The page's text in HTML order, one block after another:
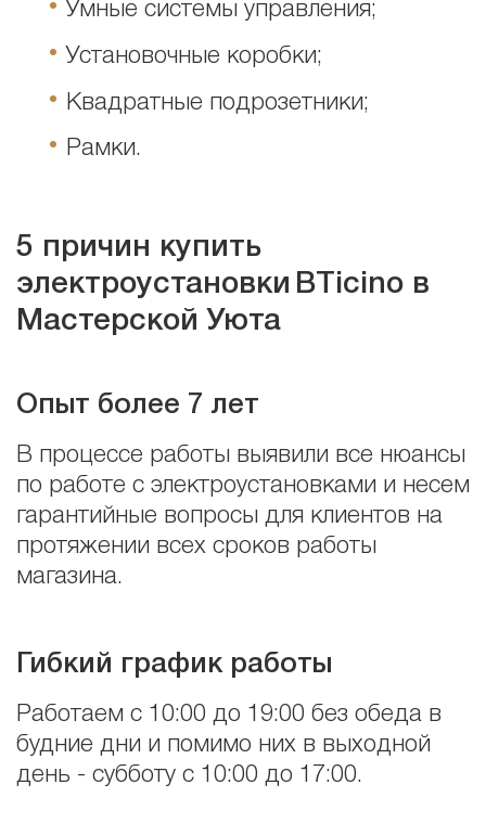
Умные системы управления;
Установочные коробки;
Квадратные подрозетники;
Рамки.
5 причин купить
электроустановки BTicino в
Мастерской Уюта
Опыт более 7 лет
В процессе работы выявили все нюансы
по работе с электроустановками и несем
гарантийные вопросы для клиентов на
протяжении всех сроков работы
магазина.
Гибкий график работы
Работаем с 10:00 до 19:00 без обеда в
будние дни и помимо них в выходной
день - субботу с 10:00 до 17:00.